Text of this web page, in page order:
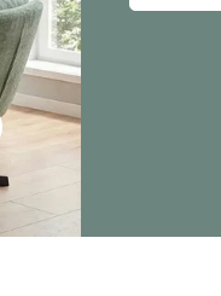
weergeven - Criss-